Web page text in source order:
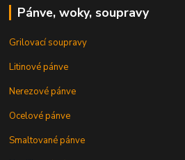
Pánve, woky, soupravy
Grilovací soupravy
Litinové pánve
Nerezové pánve
Ocelové pánve
Smaltované pánve